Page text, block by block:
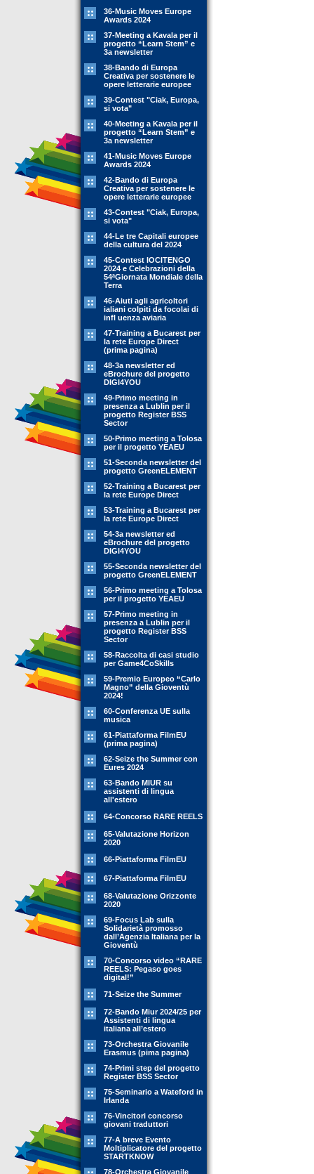
36-Music Moves Europe
Awards 2024
37-Meeting a Kavala per il
progetto “Learn Stem” e
3a newsletter
38-Bando di Europa
Creativa per sostenere le
opere letterarie europee
39-Contest "Ciak, Europa,
si vota"
40-Meeting a Kavala per il
progetto “Learn Stem” e
3a newsletter
41-Music Moves Europe
Awards 2024
42-Bando di Europa
Creativa per sostenere le
opere letterarie europee
43-Contest "Ciak, Europa,
si vota"
44-Le tre Capitali europee
della cultura del 2024
45-Contest IOCITENGO
2024 e Celebrazioni della
54ªGiornata Mondiale della
Terra
46-Aiuti agli agricoltori
ialiani colpiti da focolai di
infl uenza aviaria
47-Training a Bucarest per
la rete Europe Direct
(prima pagina)
48-3a newsletter ed
eBrochure del progetto
DIGI4YOU
49-Primo meeting in
presenza a Lublin per il
progetto Register BSS
Sector
50-Primo meeting a Tolosa
per il progetto YEAEU
51-Seconda newsletter del
progetto GreenELEMENT
52-Training a Bucarest per
la rete Europe Direct
53-Training a Bucarest per
la rete Europe Direct
54-3a newsletter ed
eBrochure del progetto
DIGI4YOU
55-Seconda newsletter del
progetto GreenELEMENT
56-Primo meeting a Tolosa
per il progetto YEAEU
57-Primo meeting in
presenza a Lublin per il
progetto Register BSS
Sector
58-Raccolta di casi studio
per Game4CoSkills
59-Premio Europeo “Carlo
Magno” della Gioventù
2024!
60-Conferenza UE sulla
musica
61-Piattaforma FilmEU
(prima pagina)
62-Seize the Summer con
Eures 2024
63-Bando MIUR su
assistenti di lingua
all'estero
64-Concorso RARE REELS
65-Valutazione Horizon
2020
66-Piattaforma FilmEU
67-Piattaforma FilmEU
68-Valutazione Orizzonte
2020
69-Focus Lab sulla
Solidarietà promosso
dall’Agenzia Italiana per la
Gioventù
70-Concorso video “RARE
REELS: Pegaso goes
digital!”
71-Seize the Summer
72-Bando Miur 2024/25 per
Assistenti di lingua
italiana all’estero
73-Orchestra Giovanile
Erasmus (pima pagina)
74-Primi step del progetto
Register BSS Sector
75-Seminario a Wateford in
Irlanda
76-Vincitori concorso
giovani traduttori
77-A breve Evento
Moltiplicatore del progetto
STARTKNOW
78-Orchestra Giovanile